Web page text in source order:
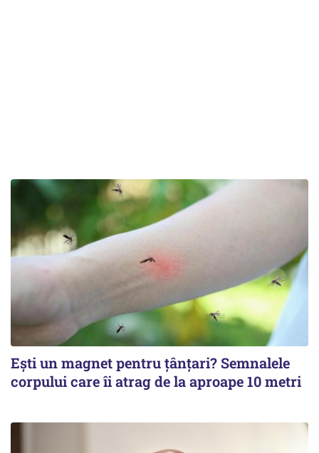
Ești un magnet pentru țânțari? Semnalele
corpului care îi atrag de la aproape 10 metri